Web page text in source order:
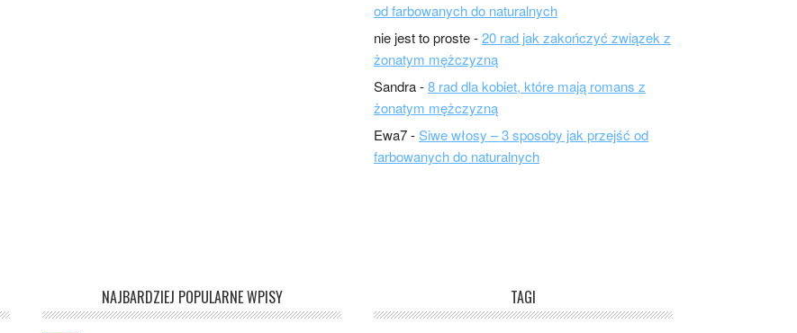
od farbowanych do naturalnych
nie jest to proste-20 rad jak zakończyć związek z
żonatym mężczyzną
Sandra-8 rad dla kobiet, które mają romans z
żonatym mężczyzną
Ewa7-Siwe włosy – 3 sposoby jak przejść od
farbowanych do naturalnych
NAJBARDZIEJ POPULARNE WPISY TAGI